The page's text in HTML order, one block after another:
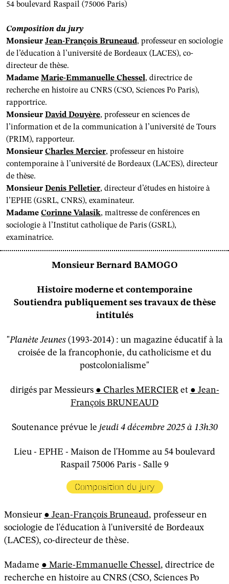
54 boulevard Raspail (75006 Paris)
Composition du jury
Monsieur Jean-François Bruneaud, professeur en sociologie
de l’éducation à l’université de Bordeaux (LACES), co-
directeur de thèse.
Madame Marie-Emmanuelle Chessel, directrice de
recherche en histoire au CNRS (CSO, Sciences Po Paris),
rapportrice.
Monsieur David Douyère, professeur en sciences de
l’information et de la communication à l’université de Tours
(PRIM), rapporteur.
Monsieur Charles Mercier, professeur en histoire
contemporaine à l’université de Bordeaux (LACES), directeur
de thèse.
Monsieur Denis Pelletier, directeur d’études en histoire à
l’EPHE (GSRL, CNRS), examinateur.
Madame Corinne Valasik, maîtresse de conférences en
sociologie à l’Institut catholique de Paris (GSRL),
examinatrice.
Monsieur Bernard BAMOGO
Histoire moderne et contemporaine
Soutiendra publiquement ses travaux de thèse
intitulés
"Planète Jeunes(1993-2014) : un magazine éducatif à la
croisée de la francophonie, du catholicisme et du
postcolonialisme"
dirigés par Messieurs Charles MERCIERet
Jean-
François BRUNEAUD
Soutenance prévue le jeudi 4 décembre 2025 à 13h30
Lieu - EPHE - Maison de l'Homme au 54 boulevard
Raspail 75006 Paris - Salle 9
Composition du jury
Monsieur Jean-François Bruneaud, professeur en
sociologie de l'éducation à l'université de Bordeaux
(LACES), co-directeur de thèse.
Madame Marie-Emmanuelle Chessel, directrice de
recherche en histoire au CNRS (CSO, Sciences Po